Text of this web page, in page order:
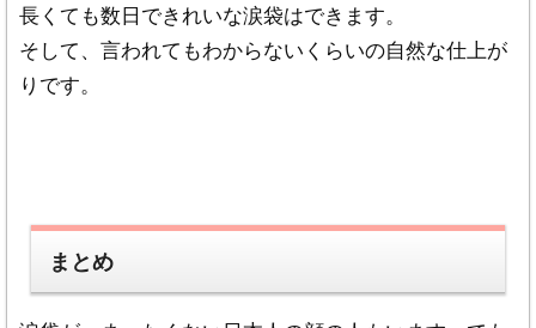
長くても数日できれいな涙袋はできます。
そして、言われてもわからないくらいの自然な仕上が
りです。
まとめ